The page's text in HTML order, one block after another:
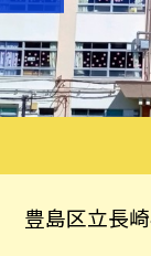
豊島区立長崎